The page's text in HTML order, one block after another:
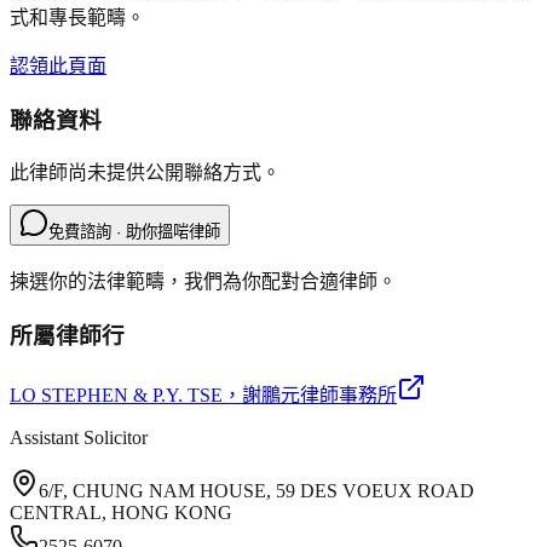
式和專長範疇。
認領此頁面
聯絡資料
此律師尚未提供公開聯絡方式。
免費諮詢 · 助你搵啱律師
揀選你的法律範疇，我們為你配對合適律師。
所屬律師行
LO STEPHEN & P.Y. TSE ，謝鵬元律師事務所
Assistant Solicitor
6/F, CHUNG NAM HOUSE, 59 DES VOEUX ROAD
CENTRAL, HONG KONG